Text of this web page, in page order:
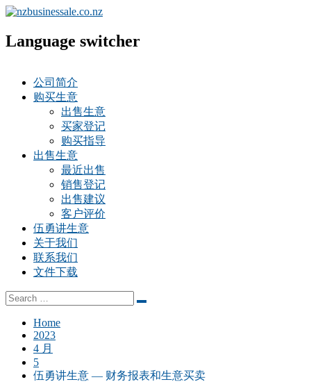
Language switcher
公司简介
购买生意
出售生意
买家登记
购买指导
出售生意
最近出售
销售登记
出售建议
客户评价
伍勇讲生意
关于我们
联系我们
文件下载
Home
2023
4 月
5
伍勇讲生意 — 财务报表和生意买卖